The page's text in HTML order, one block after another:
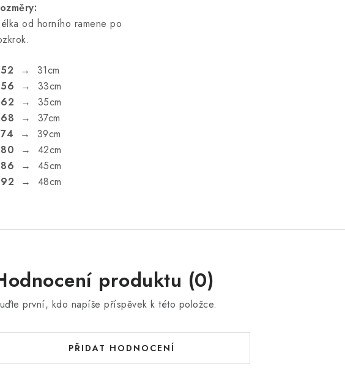
od horního ramene po
→ 31cm
→ 33cm
→ 35cm
→ 37cm
→ 39cm
→ 42cm
→ 45cm
→ 48cm
produktu (0)
první, kdo napíše příspěvek k této položce.
PŘIDAT HODNOCENÍ